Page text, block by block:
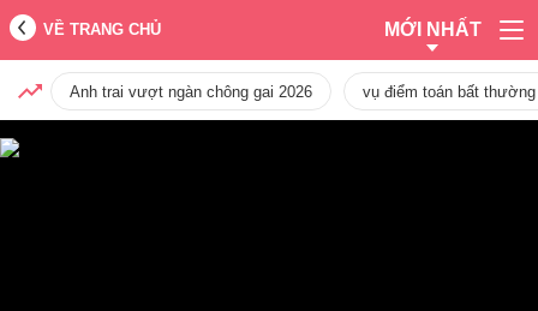
VỀ TRANG CHỦ MỚI NHẤT
Anh trai vượt ngàn chông gai 2026 vụ điểm toán bất